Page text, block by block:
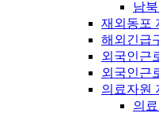
남
재외동포
해외긴급
외국인근
외국인근
의료자원
의